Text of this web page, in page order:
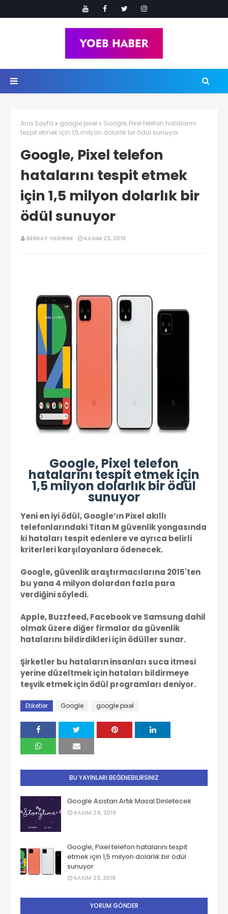
Ana Sayfa google pixel
Google, Pixel telefon hatalarını
tespit etmek için 1,5 milyon dolarlık bir ödül sunuyor
Google, Pixel telefon
hatalarını tespit etmek
için 1,5 milyon dolarlık bir
ödül sunuyor
BERKAY YILDIRIM KASIM 23, 2019
Google, Pixel telefon
hatalarını tespit etmek için
1,5 milyon dolarlık bir ödül
sunuyor
Yeni en iyi ödül, Google’ın Pixel akıllı
telefonlarındaki Titan M güvenlik yongasında
ki hataları tespit edenlere ve ayrıca belirli
kriterleri karşılayanlara ödenecek.
Google, güvenlik araştırmacılarına 2015'ten
bu yana 4 milyon dolardan fazla para
verdiğini söyledi.
Apple, Buzzfeed, Facebook ve Samsung dahil
olmak üzere diğer firmalar da güvenlik
hatalarını bildirdikleri için ödüller sunar.
Şirketler bu hataların insanları suca itmesi
yerine düzeltmek için hataları bildirmeye
teşvik etmek için ödül programları deniyor.
Etiketler Google google pixel
BU YAYINLARI BEĞENEBILIRSINIZ
Google Asistan Artık Masal Dinletecek
KASIM 24, 2019
Google, Pixel telefon hatalarını tespit
etmek için 1,5 milyon dolarlık bir ödül
sunuyor
KASIM 23, 2019
YORUM GÖNDER